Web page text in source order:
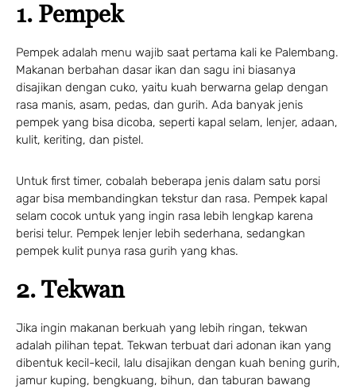
1. Pempek
Pempek adalah menu wajib saat pertama kali ke Palembang.
Makanan berbahan dasar ikan dan sagu ini biasanya
disajikan dengan cuko, yaitu kuah berwarna gelap dengan
rasa manis, asam, pedas, dan gurih. Ada banyak jenis
pempek yang bisa dicoba, seperti kapal selam, lenjer, adaan,
kulit, keriting, dan pistel.
Untuk first timer, cobalah beberapa jenis dalam satu porsi
agar bisa membandingkan tekstur dan rasa. Pempek kapal
selam cocok untuk yang ingin rasa lebih lengkap karena
berisi telur. Pempek lenjer lebih sederhana, sedangkan
pempek kulit punya rasa gurih yang khas.
2. Tekwan
Jika ingin makanan berkuah yang lebih ringan, tekwan
adalah pilihan tepat. Tekwan terbuat dari adonan ikan yang
dibentuk kecil-kecil, lalu disajikan dengan kuah bening gurih,
jamur kuping, bengkuang, bihun, dan taburan bawang